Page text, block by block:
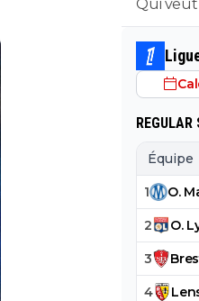
Qui veut
merde
REGULAR
Équipe
1 O.
2 O.
3
4